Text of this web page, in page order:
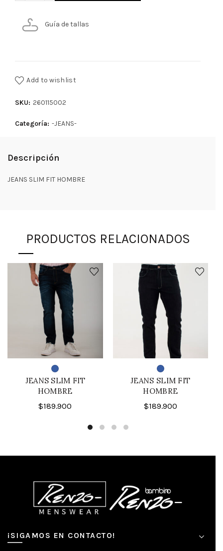
Guía de tallas
Add to wishlist
SKU: 260115002
Categoría: -JEANS-
Descripción
JEANS SLIM FIT HOMBRE
PRODUCTOS RELACIONADOS
JEANS SLIM FIT
HOMBRE
$189.900
JEANS SLIM FIT
HOMBRE
$189.900
¡SIGAMOS EN CONTACTO!